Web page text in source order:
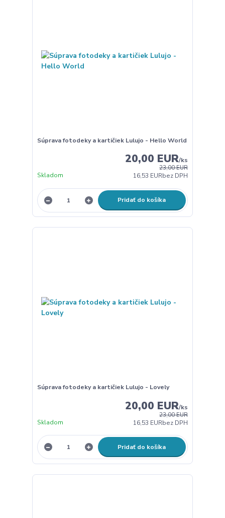
Súprava fotodeky a kartičiek Lulujo - Hello World
23,00 EUR
20,00 EUR/ks
16,53 EURbez DPH
Skladom
Pridať do košíka
Súprava fotodeky a kartičiek Lulujo - Lovely
23,00 EUR
20,00 EUR/ks
16,53 EURbez DPH
Skladom
Pridať do košíka